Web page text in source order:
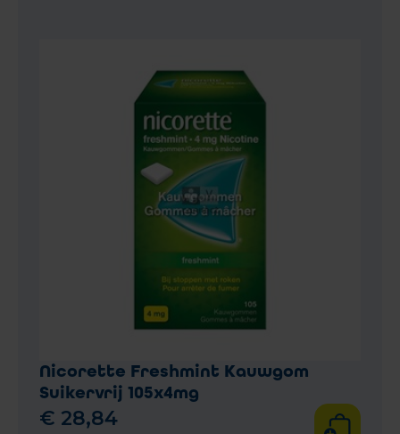
Nicorette Freshmint Kauwgom
Suikervrij 105x4mg
€ 28,84